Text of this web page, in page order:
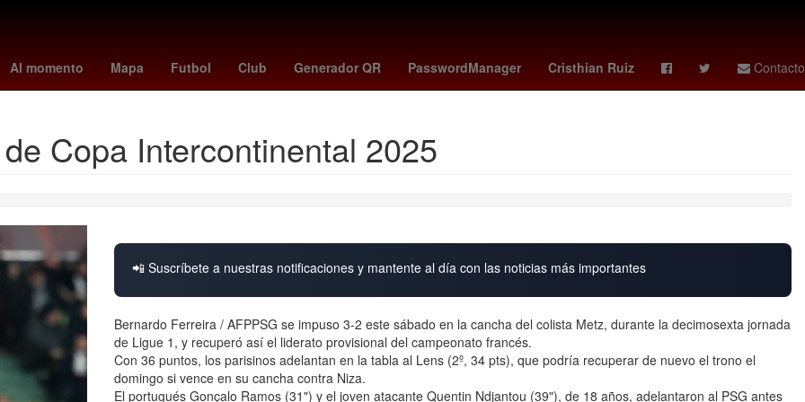
Al momento Mapa Futbol Club Generador QR PasswordManager Cristhian Ruiz Contacto
braves Juegos Centroamericanos y del Caribe Detroit Pistons Star Wars Cartagena de Indias Venezolanos América
Copa Intercontinental 2025
📲 Suscríbete a nuestras notificaciones y mantente al día con las noticias más importantes
Bernardo Ferreira / AFPPSG se impuso 3-2 este sábado en la cancha del colista Metz, durante la decimosexta jornada
de Ligue 1, y recuperó así el liderato provisional del campeonato francés.
Con 36 puntos, los parisinos adelantan en la tabla al Lens (2º, 34 pts), que podría recuperar de nuevo el trono el
domingo si vence en su cancha contra Niza.
El portugués Gonçalo Ramos (31") y el joven atacante Quentin Ndjantou (39"), de 18 años, adelantaron al PSG antes